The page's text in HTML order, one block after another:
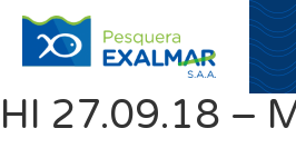
HI 27.09.18 –